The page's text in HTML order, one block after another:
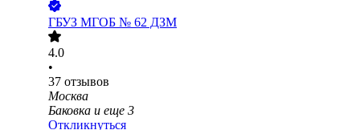
ГБУЗ МГОБ № 62 ДЗМ
4.0
•
37 отзывов
Москва
Баковка и еще 3
Откликнуться